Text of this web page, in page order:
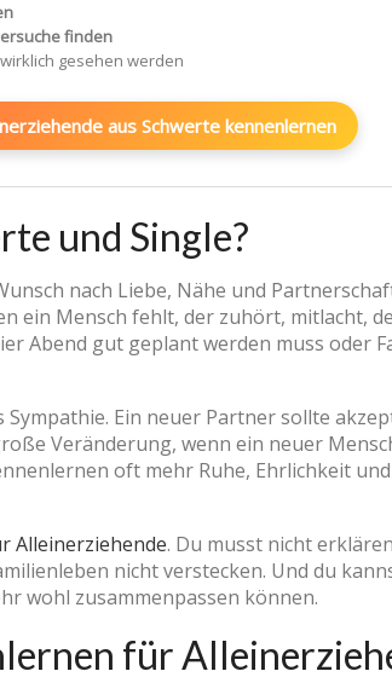
finden
gesehen werden
aus Schwerte kennenlernen
und Single?
nach Liebe, Nähe und
ein Mensch fehlt, der zuhört, mitlacht,
Abend gut geplant werden muss oder
Ein neuer Partner sollte
Veränderung, wenn ein neuer
oft mehr Ruhe, Ehrlichkeit
Alleinerziehende. Du musst nicht
nicht verstecken. Und du
wohl zusammenpassen können.
für